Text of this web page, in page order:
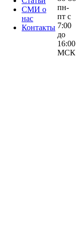
СМИ о
нас
Контакты
пн-
пт с
7:00
до
16:00
МСК